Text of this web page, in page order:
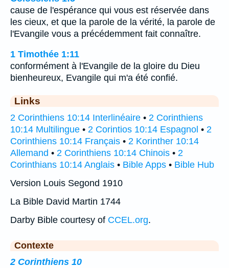
cause de l'espérance qui vous est réservée dans
les cieux, et que la parole de la vérité, la parole de
l'Evangile vous a précédemment fait connaître.
1 Timothée 1:11
conformément à l'Evangile de la gloire du Dieu
bienheureux, Evangile qui m'a été confié.
Links
2 Corinthiens 10:14 Interlinéaire • 2 Corinthiens
10:14 Multilingue • 2 Corintios 10:14 Espagnol • 2
Corinthiens 10:14 Français • 2 Korinther 10:14
Allemand • 2 Corinthiens 10:14 Chinois • 2
Corinthians 10:14 Anglais • Bible Apps • Bible Hub
Version Louis Segond 1910
La Bible David Martin 1744
Darby Bible courtesy of CCEL.org.
Contexte
2 Corinthiens 10